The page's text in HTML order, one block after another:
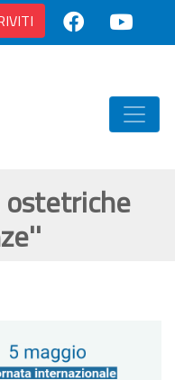
ostetriche